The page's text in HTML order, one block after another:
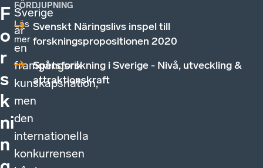
F
o
r
s
k
ni
n
Sverige
är
en
framgångsrik
kunskapsnation,
men
den
internationella
konkurrensen
Läs
mer
FÖRDJUPNING
Svenskt Näringslivs inspel till
forskningspropositionen 2020
Spetsforskning i Sverige - Nivå, utveckling &
attraktionskraft